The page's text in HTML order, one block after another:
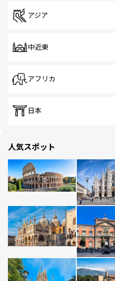
アジア
中近東
アフリカ
日本
人気スポット